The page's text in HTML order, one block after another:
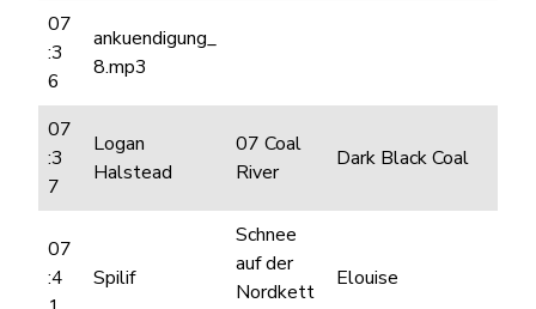
07
:3
6
ankuendigung_
8.mp3
07
:3
7
Logan
Halstead
07 Coal
River
Dark Black Coal
07
:4
Spilif
Schnee
auf der
Nordkett
Elouise